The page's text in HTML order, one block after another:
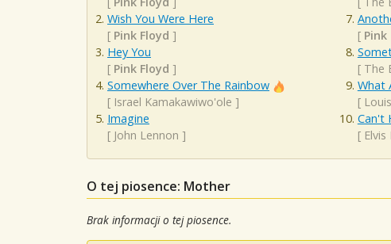
Wish You Were Here
[ Pink Floyd ]
Hey You
[ Pink Floyd ]
Somewhere Over The Rainbow
[ Israel Kamakawiwo'ole ]
Imagine
[ John Lennon ]
[ Pink
[ The
What
[
Can't
[ Elvis
O tej piosence: Mother
Brak informacji o tej piosence.